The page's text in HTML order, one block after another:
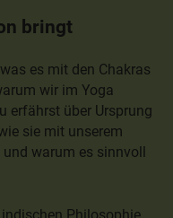
bringt
es mit den Chakras
wir im Yoga
erfährst über Ursprung
sie mit unserem
warum es sinnvoll
Philosophie